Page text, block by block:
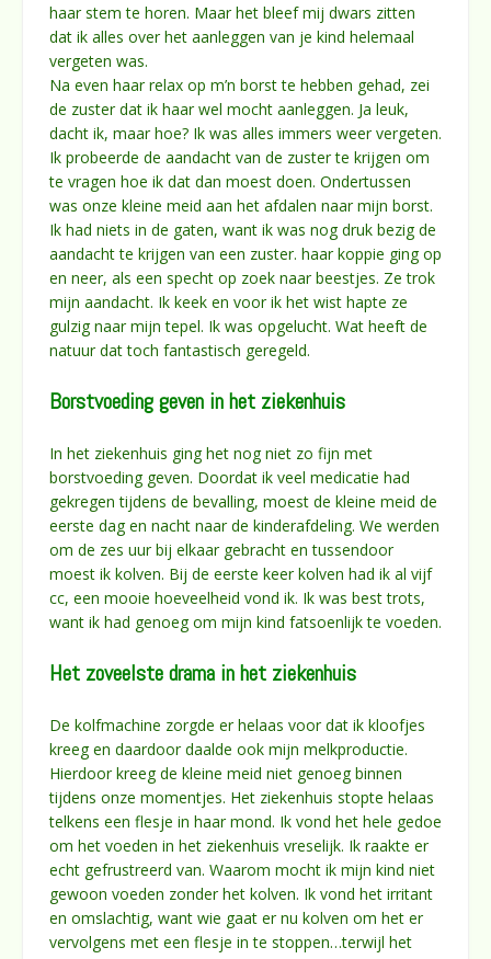
haar stem te horen. Maar het bleef mij dwars zitten
dat ik alles over het aanleggen van je kind helemaal
vergeten was.
Na even haar relax op m’n borst te hebben gehad, zei
de zuster dat ik haar wel mocht aanleggen. Ja leuk,
dacht ik, maar hoe? Ik was alles immers weer vergeten.
Ik probeerde de aandacht van de zuster te krijgen om
te vragen hoe ik dat dan moest doen. Ondertussen
was onze kleine meid aan het afdalen naar mijn borst.
Ik had niets in de gaten, want ik was nog druk bezig de
aandacht te krijgen van een zuster. haar koppie ging op
en neer, als een specht op zoek naar beestjes. Ze trok
mijn aandacht. Ik keek en voor ik het wist hapte ze
gulzig naar mijn tepel. Ik was opgelucht. Wat heeft de
natuur dat toch fantastisch geregeld.
Borstvoeding geven in het ziekenhuis
In het ziekenhuis ging het nog niet zo fijn met
borstvoeding geven. Doordat ik veel medicatie had
gekregen tijdens de bevalling, moest de kleine meid de
eerste dag en nacht naar de kinderafdeling. We werden
om de zes uur bij elkaar gebracht en tussendoor
moest ik kolven. Bij de eerste keer kolven had ik al vijf
cc, een mooie hoeveelheid vond ik. Ik was best trots,
want ik had genoeg om mijn kind fatsoenlijk te voeden.
Het zoveelste drama in het ziekenhuis
De kolfmachine zorgde er helaas voor dat ik kloofjes
kreeg en daardoor daalde ook mijn melkproductie.
Hierdoor kreeg de kleine meid niet genoeg binnen
tijdens onze momentjes. Het ziekenhuis stopte helaas
telkens een flesje in haar mond. Ik vond het hele gedoe
om het voeden in het ziekenhuis vreselijk. Ik raakte er
echt gefrustreerd van. Waarom mocht ik mijn kind niet
gewoon voeden zonder het kolven. Ik vond het irritant
en omslachtig, want wie gaat er nu kolven om het er
vervolgens met een flesje in te stoppen…terwijl het